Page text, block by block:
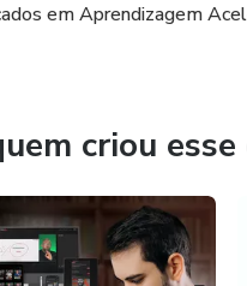
em Aprendizagem
criou